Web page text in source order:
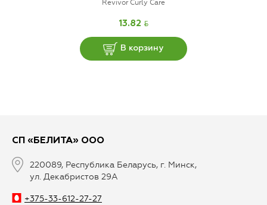
Revivor Curly Care
13.82 BYN
В корзину
СП «БЕЛИТА» ООО
220089, Республика Беларусь, г. Минск,
ул. Декабристов 29А
+375-33-612-27-27